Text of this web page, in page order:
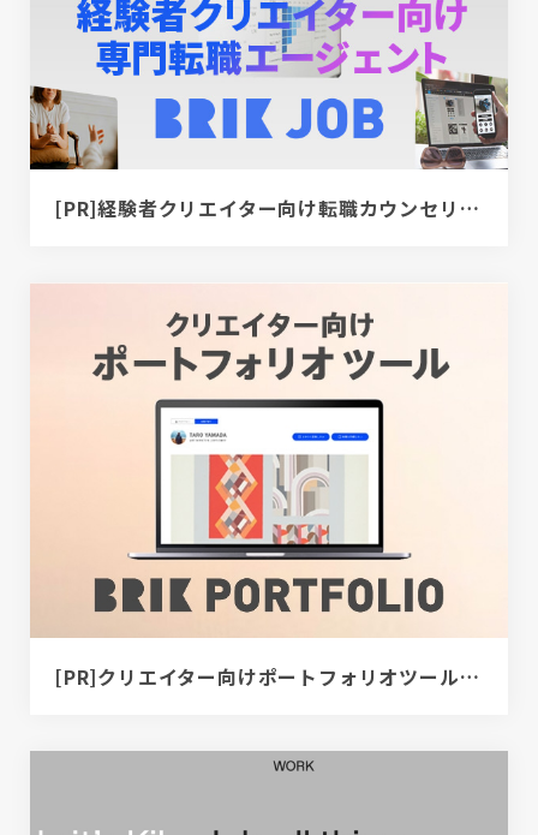
[PR]経験者クリエイター向け転職カウンセリング｜デザイナー / ディレクター / エンジニア
[PR]クリエイター向けポートフォリオツール｜BRIK PORTFOLIO